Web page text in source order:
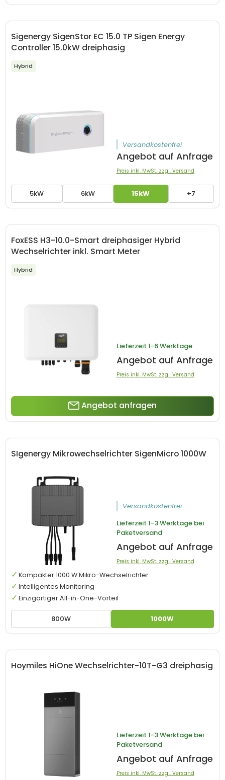
Sigenergy SigenStor EC 15.0 TP Sigen Energy
Controller 15.0kW dreiphasig
Hybrid
5kW 6kW 15kW +7
Versandkostenfrei
Angebot auf Anfrage
Preis inkl. MwSt. zzgl. Versand
FoxESS H3-10.0-Smart dreiphasiger Hybrid
Wechselrichter inkl. Smart Meter
Hybrid
Lieferzeit 1-6 Werktage
Angebot auf Anfrage
Preis inkl. MwSt. zzgl. Versand
Angebot anfragen
SIgenergy Mikrowechselrichter SigenMicro 1000W
800W 1000W
Versandkostenfrei
Lieferzeit 1-3 Werktage bei
Paketversand
Angebot auf Anfrage
Preis inkl. MwSt. zzgl. Versand
Kompakter 1000 W Mikro-Wechselrichter
Intelligentes Monitoring
Einzigartiger All-in-One-Vorteil
Hoymiles HiOne Wechselrichter-10T-G3 dreiphasig
Lieferzeit 1-3 Werktage bei
Paketversand
Angebot auf Anfrage
Preis inkl. MwSt. zzgl. Versand